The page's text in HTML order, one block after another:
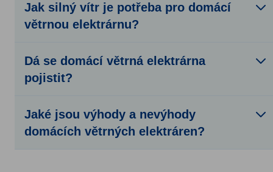
Jak silný vítr je potřeba pro domácí
větrnou elektrárnu?
Dá se domácí větrná elektrárna
pojistit?
Jaké jsou výhody a nevýhody
domácích větrných elektráren?